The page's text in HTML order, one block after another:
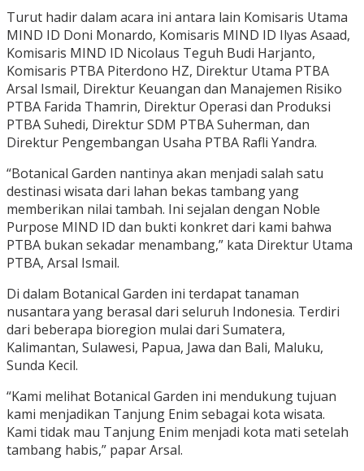
Turut hadir dalam acara ini antara lain Komisaris Utama
MIND ID Doni Monardo, Komisaris MIND ID Ilyas Asaad,
Komisaris MIND ID Nicolaus Teguh Budi Harjanto,
Komisaris PTBA Piterdono HZ, Direktur Utama PTBA
Arsal Ismail, Direktur Keuangan dan Manajemen Risiko
PTBA Farida Thamrin, Direktur Operasi dan Produksi
PTBA Suhedi, Direktur SDM PTBA Suherman, dan
Direktur Pengembangan Usaha PTBA Rafli Yandra.
“Botanical Garden nantinya akan menjadi salah satu
destinasi wisata dari lahan bekas tambang yang
memberikan nilai tambah. Ini sejalan dengan Noble
Purpose MIND ID dan bukti konkret dari kami bahwa
PTBA bukan sekadar menambang,” kata Direktur Utama
PTBA, Arsal Ismail.
Di dalam Botanical Garden ini terdapat tanaman
nusantara yang berasal dari seluruh Indonesia. Terdiri
dari beberapa bioregion mulai dari Sumatera,
Kalimantan, Sulawesi, Papua, Jawa dan Bali, Maluku,
Sunda Kecil.
“Kami melihat Botanical Garden ini mendukung tujuan
kami menjadikan Tanjung Enim sebagai kota wisata.
Kami tidak mau Tanjung Enim menjadi kota mati setelah
tambang habis,” papar Arsal.